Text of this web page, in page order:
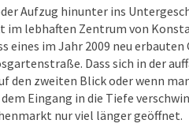
Aufzug hinunter ins
lebhaften Zentrum von
eines im Jahr 2009 neu erbauten
Dass sich in der
den zweiten Blick oder wenn
Eingang in die Tiefe
nur viel länger geöffnet.